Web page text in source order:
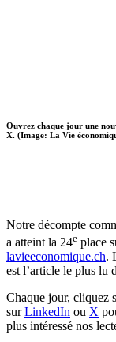
Ouvrez chaque jour une
X. (Image: La Vie
Notre décompte
a atteint la 24e place
lavieeconomique.ch.
est l’article le plus lu
Chaque jour, cliquez
surLinkedIn ou X
plus intéressé nos